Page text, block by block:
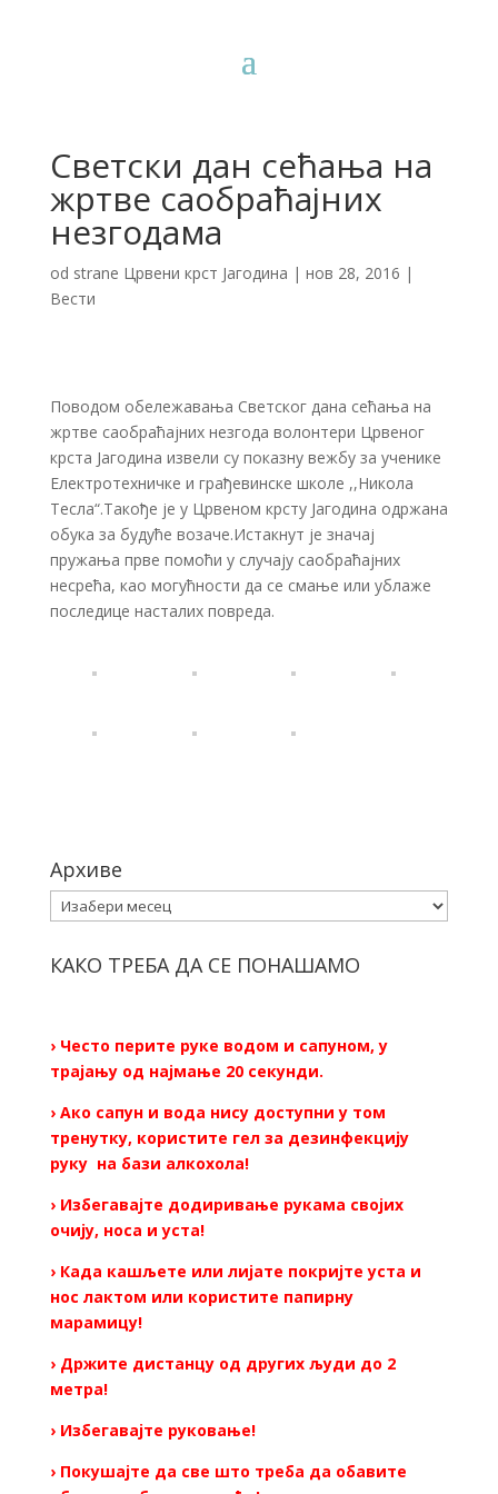
Светски дан сећања на
жртве саобраћајних
незгодама
od strane Црвени крст Јагодина | нов 28, 2016 |
Вести
Поводом обележавања Светског дана сећања на
жртве саобраћајних незгода волонтери Црвеног
крста Јагодина извели су показну вежбу за ученике
Електротехничке и грађевинске школе ,,Никола
Тесла“.Такође је у Црвеном крсту Јагодина одржана
обука за будуће возаче.Истакнут је значај
пружања прве помоћи у случају саобраћајних
несрећа, као могућности да се смање или ублаже
последице насталих повреда.
Архиве
Архиве
КАКО ТРЕБА ДА СЕ ПОНАШАМО
› Често перите руке водом и сапуном, у
трајању од најмање 20 секунди.
› Ако сапун и вода нису доступни у том
тренутку, користите гел за дезинфекцију
руку на бази алкохола!
› Избегавајте додиривање рукама својих
очију, носа и уста!
› Када кашљете или лијате покријте уста и
нос лактом или користите папирну
марамицу!
› Држите дистанцу од других људи до 2
метра!
› Избегавајте руковање!
› Покушајте да све што треба да обавите